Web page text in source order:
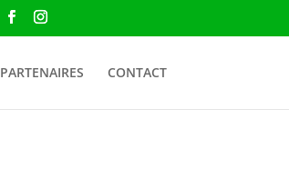
PARTENAIRES CONTACT